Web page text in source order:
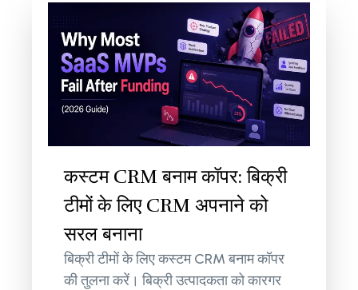
कस्टम CRM बनाम कॉपर: बिक्री
टीमों के लिए CRM अपनाने को
सरल बनाना
बिक्री टीमों के लिए कस्टम CRM बनाम कॉपर
की तुलना करें। बिक्री उत्पादकता को कारगर